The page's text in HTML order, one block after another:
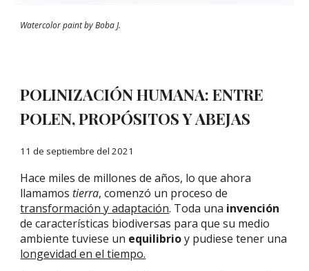
Watercolor paint by Boba J.
POLINIZACIÓN HUMANA: ENTRE
POLEN, PROPÓSITOS Y ABEJAS
11 de septiembre del 2021
Hace miles de millones de años, lo que ahora
llamamostierra, comenzó un proceso de
transformación y adaptación. Toda una invención
de características biodiversas para que su medio
ambiente tuviese un equilibrioy pudiese tener una
longevidad en el tiempo.